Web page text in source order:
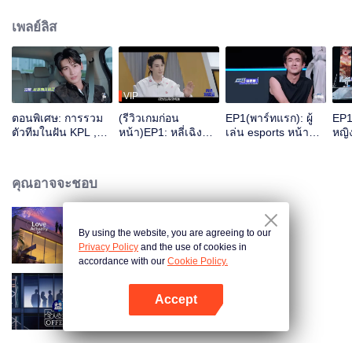
เพลย์ลิส
ตอนพิเศษ: การรวม
ตัวทีมในฝัน KPL ,
คน
VIP
(รีวิวเกมก่อน
หน้า)EP1: หลี่เฉิงซ่
EP1(พาร์ทแรก): ผู้
เล่น esports หน้า
หญิ
คุณอาจจะชอบ
Love actually S4
An Exciting Offer S6
By using the website, you are agreeing to our
Privacy Policy and the use of cookies in
accordance with our Cookie Policy.
Accept